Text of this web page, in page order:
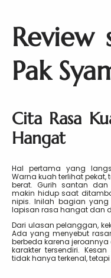
Review
Pak
Cita Rasa
Hangat
Hal pertama yang
Warna kuah terlihat
berat. Gurih santan
makin hidup saat
nipis. Inilah bagian
lapisan rasa hangat dan
Dari ulasan pelanggan,
Ada yang menyebut
berbeda karena
karakter tersendiri.
tidak hanya terkenal,